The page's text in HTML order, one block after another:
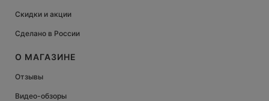
Скидки и акции
Сделано в России
О МАГАЗИНЕ
Отзывы
Видео-обзоры